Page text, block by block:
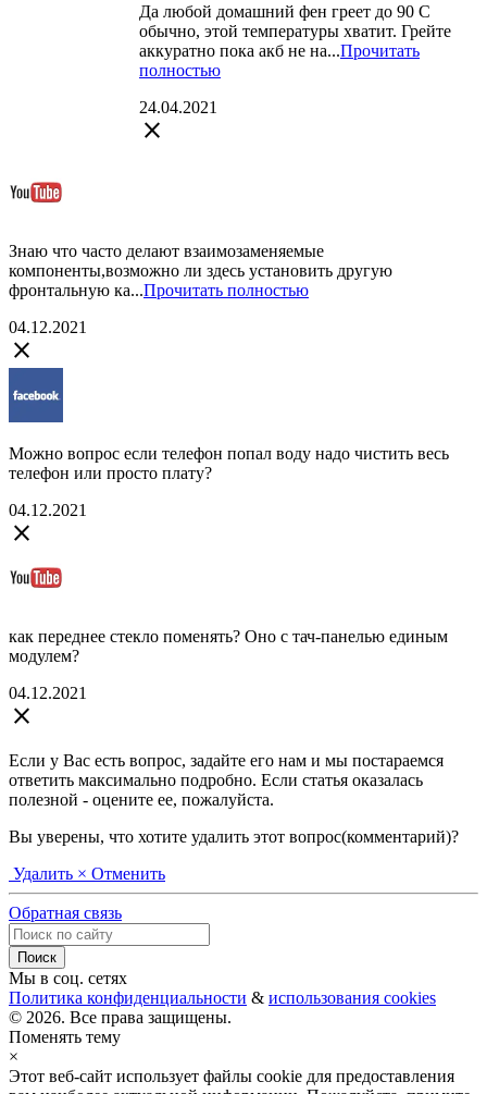
Да любой домашний фен греет до 90 С
обычно, этой температуры хватит. Грейте
аккуратно пока акб не на...Прочитать
полностью
24.04.2021
close
Знаю что часто делают взаимозаменяемые
компоненты,возможно ли здесь установить другую
фронтальную ка...Прочитать полностью
04.12.2021
close
Можно вопрос если телефон попал воду надо чистить весь
телефон или просто плату?
04.12.2021
close
как переднее стекло поменять? Оно с тач-панелью единым
модулем?
04.12.2021
close
Если у Вас есть вопрос, задайте его нам и мы постараемся
ответить максимально подробно. Если статья оказалась
полезной - оцените ее, пожалуйста.
Вы уверены, что хотите удалить этот вопрос(комментарий)?
Удалить × Отменить
Обратная связь
Мы в соц. сетях
Политика конфиденциальности & использования cookies
© 2026. Все права защищены.
Поменять тему
×
Этот веб-сайт использует файлы cookie для предоставления